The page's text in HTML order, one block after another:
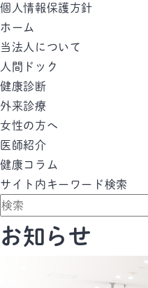
個人情報保護方針
ホーム
当法人について
人間ドック
健康診断
外来診療
女性の方へ
医師紹介
健康コラム
サイト内キーワード検索
お知らせ